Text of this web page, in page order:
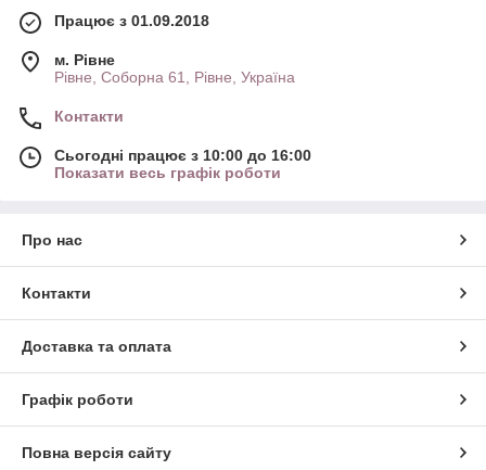
Працює з 01.09.2018
м. Рівне
Рівне, Соборна 61, Рівне, Україна
Контакти
Сьогодні працює з 10:00 до 16:00
Показати весь графік роботи
Про нас
Контакти
Доставка та оплата
Графік роботи
Повна версія сайту